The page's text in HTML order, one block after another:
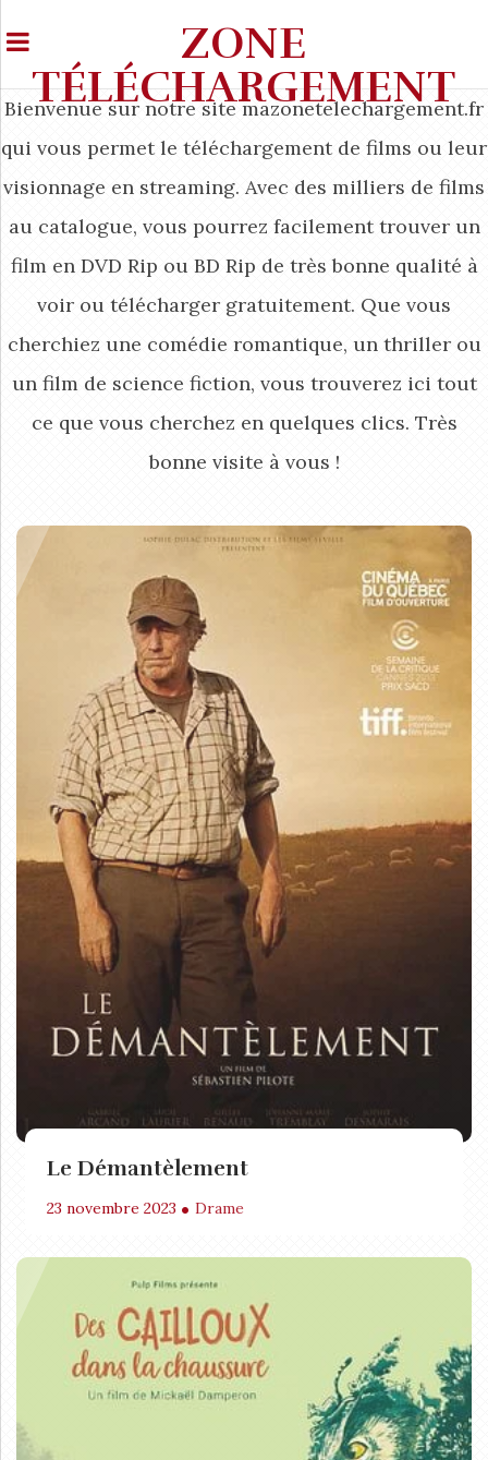
ZONE
TÉLÉCHARGEMENT
Bienvenue sur notre site mazonetelechargement.fr
qui vous permet le téléchargement de films ou leur
visionnage en streaming. Avec des milliers de films
au catalogue, vous pourrez facilement trouver un
film en DVD Rip ou BD Rip de très bonne qualité à
voir ou télécharger gratuitement. Que vous
cherchiez une comédie romantique, un thriller ou
un film de science fiction, vous trouverez ici tout
ce que vous cherchez en quelques clics. Très
bonne visite à vous !
Le Démantèlement
23 novembre 2023 Drame